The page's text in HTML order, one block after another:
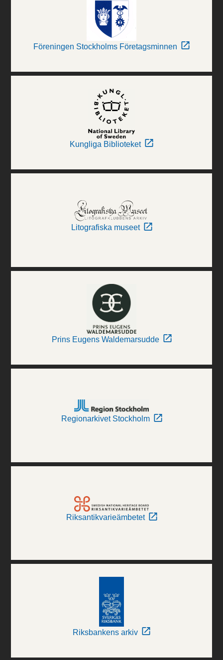
Föreningen Stockholms Företagsminnen
Kungliga Biblioteket
Litografiska museet
Prins Eugens Waldemarsudde
Regionarkivet Stockholm
Riksantikvarieämbetet
Riksbankens arkiv